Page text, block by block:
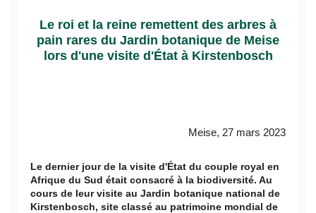
Le roi et la reine remettent des arbres à
pain rares du Jardin botanique de Meise
lors d'une visite d'État à Kirstenbosch
Meise, 27 mars 2023
Le dernier jour de la visite d'État du couple royal en
Afrique du Sud était consacré à la biodiversité. Au
cours de leur visite au Jardin botanique national de
Kirstenbosch, site classé au patrimoine mondial de